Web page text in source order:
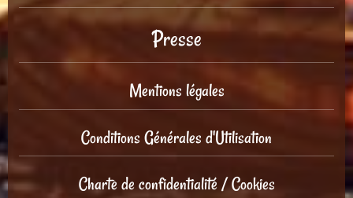
Presse
Mentions légales
Conditions Générales d'Utilisation
Charte de confidentialité / Cookies